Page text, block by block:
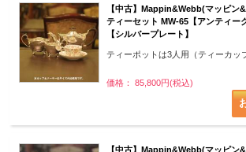
【中古】Mappin&Webb(マッピン
ティーセット MW-65【アンティー
【シルバープレート】
ティーポットは3人用（ティーカッ
価格： 85,800円(税込)
【中古】Mappin&Webb(マッピン